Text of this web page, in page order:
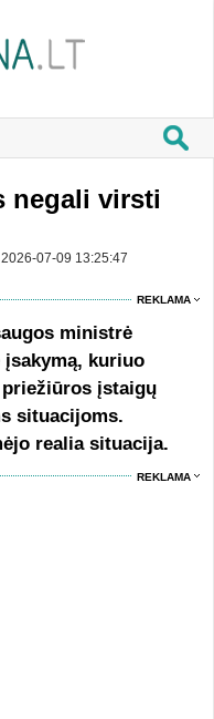
negali virsti
07-09 13:25:47
REKLAMA
ministrė
įsakymą, kuriuo
įstaigų
situacijoms.
realia situacija.
REKLAMA